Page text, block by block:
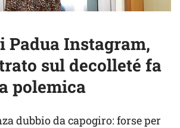
Padua Instagram,
sul decolleté fa
polemica
dubbio da capogiro: forse per